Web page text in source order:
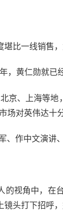
比一线销售，
，黄仁勋就已
京、上海等
场对英伟达十分
、作中文演讲
的视角中，在
头打下招呼